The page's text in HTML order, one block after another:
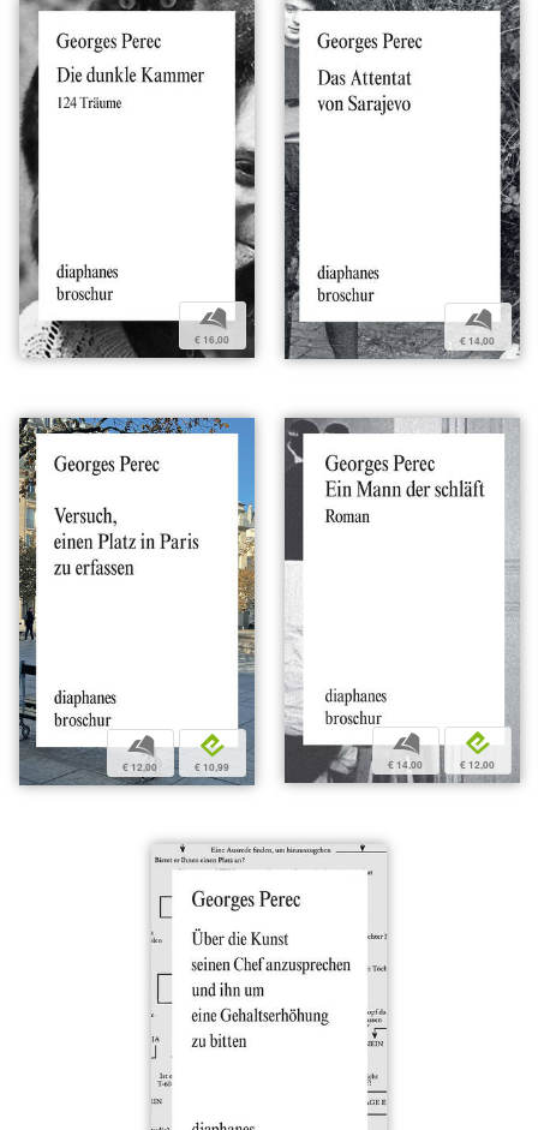
b
€ 16,00
b
€ 14,00
b
€ 12,00
e
€ 10,99
b
€ 14,00
e
€ 12,00